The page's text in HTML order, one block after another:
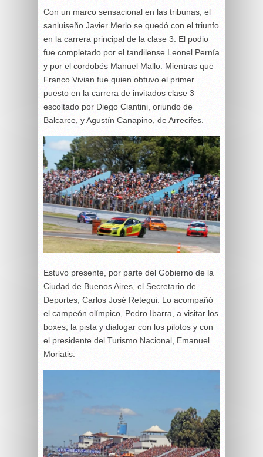
Con un marco sensacional en las tribunas, el
sanluiseño Javier Merlo se quedó con el triunfo
en la carrera principal de la clase 3. El podio
fue completado por el tandilense Leonel Pernía
y por el cordobés Manuel Mallo. Mientras que
Franco Vivian fue quien obtuvo el primer
puesto en la carrera de invitados clase 3
escoltado por Diego Ciantini, oriundo de
Balcarce, y Agustín Canapino, de Arrecifes.
Estuvo presente, por parte del Gobierno de la
Ciudad de Buenos Aires, el Secretario de
Deportes, Carlos José Retegui. Lo acompañó
el campeón olímpico, Pedro Ibarra, a visitar los
boxes, la pista y dialogar con los pilotos y con
el presidente del Turismo Nacional, Emanuel
Moriatis.